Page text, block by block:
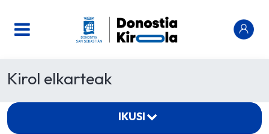
Kirol elkarteak
IKUSI